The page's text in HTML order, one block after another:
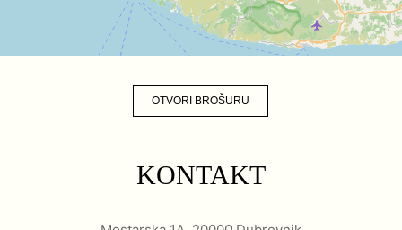
OTVORI BROŠURU
KONTAKT